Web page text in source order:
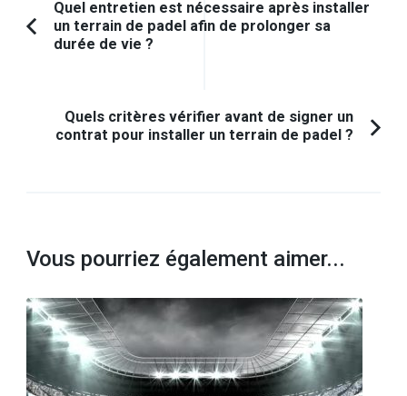
Navigation
d'article
Article
Quel entretien est nécessaire après installer
un terrain de padel afin de prolonger sa
durée de vie ?
Quels critères vérifier avant de signer un
contrat pour installer un terrain de padel ?
Vous pourriez également aimer...